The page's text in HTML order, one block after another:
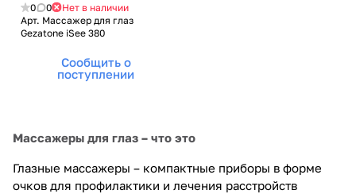
0 0
Нет в наличии
Арт. Массажер для глаз
Gezatone iSee 380
Сообщить о
поступлении
Массажеры для глаз – что это
Глазные массажеры – компактные приборы в форме
очков для профилактики и лечения расстройств